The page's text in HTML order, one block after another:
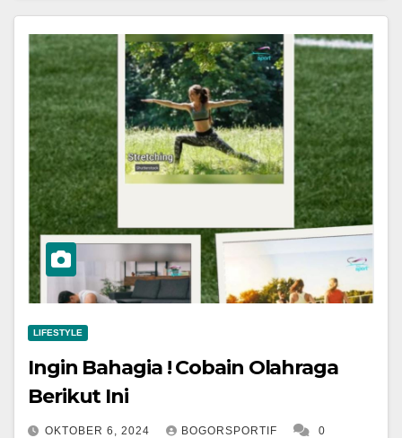
LIFESTYLE
Ingin Bahagia ! Cobain Olahraga
Berikut Ini
OKTOBER 6, 2024 BOGORSPORTIF 0